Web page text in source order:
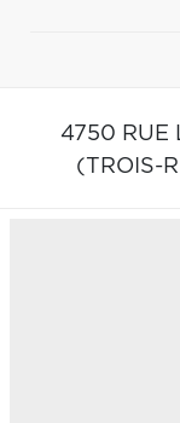
4750 RUE
(TROIS-